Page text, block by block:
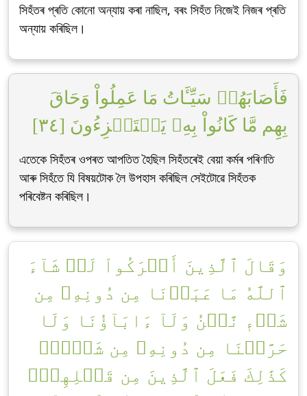
সিহঁতৰ প্ৰতি কোনো অন্যায় কৰা নাছিল, বৰং সিহঁত নিজেই নিজৰ প্ৰতি
অন্যায় কৰিছিল।
فَأَصَابَهُمۡ سَيِّـَٔاتُ مَا عَمِلُواْ وَحَاقَ
بِهِم مَّا كَانُواْ بِهِۦ يَسۡتَهۡزِءُونَ [٣٤]
এতেকে সিহঁতৰ ওপৰত আপতিত হৈছিল সিহঁতৰেই বেয়া কৰ্মৰ পৰিণতি
আৰু সিহঁতে যি বিষয়টোক লৈ উপহাস কৰিছিল সেইটোৱে সিহঁতক
পৰিবেষ্টন কৰিছিল।
وَقَالَ ٱلَّذِينَ أَشۡرَكُواْ لَوۡ شَآءَ
ٱللَّهُ مَا عَبَدۡنَا مِن دُونِهِۦ مِن
شَيۡءٖ نَّحۡنُ وَلَآ ءَابَآؤُنَا وَلَا
حَرَّمۡنَا مِن دُونِهِۦ مِن شَيۡءٖۚ
كَذَٰلِكَ فَعَلَ ٱلَّذِينَ مِن قَبۡلِهِمۡۚ